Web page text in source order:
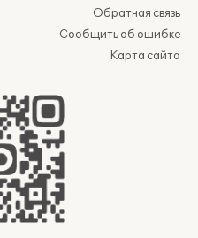
Обратная связь
Сообщить об ошибке
Карта сайта